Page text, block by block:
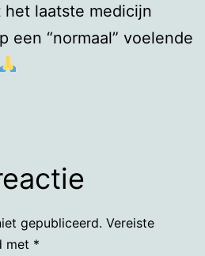
laatste medicijn
een “normaal” voelende
gepubliceerd. Vereiste
met *